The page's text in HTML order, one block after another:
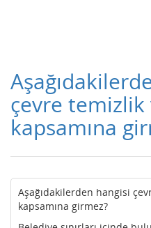
çevre
kapsamına
Aşağıdakilerden hangisi
kapsamına girmez?